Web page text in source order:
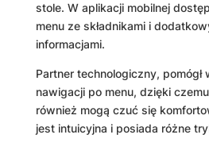
stole. W aplikacji mobilnej
menu ze składnikami i
informacjami.
Partner technologiczny, pomógł
nawigacji po menu, dzięki
również mogą czuć się
jest intuicyjna i posiada różne